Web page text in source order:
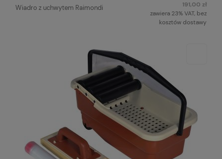
Wiadro z uchwytem Raimondi
191,00 zł
zawiera 23% VAT, bez
kosztów dostawy